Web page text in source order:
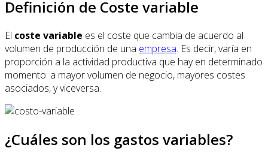
Definición de Coste variable
El coste variable es el coste que cambia de acuerdo al
volumen de producción de una empresa. Es decir, varía en
proporción a la actividad productiva que hay en determinado
momento: a mayor volumen de negocio, mayores costes
asociados, y viceversa.
¿Cuáles son los gastos variables?